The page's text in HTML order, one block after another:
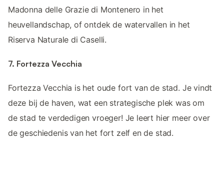
Madonna delle Grazie di Montenero in het
heuvellandschap, of ontdek de watervallen in het
Riserva Naturale di Caselli.
7. Fortezza Vecchia
Fortezza Vecchia is het oude fort van de stad. Je vindt
deze bij de haven, wat een strategische plek was om
de stad te verdedigen vroeger! Je leert hier meer over
de geschiedenis van het fort zelf en de stad.